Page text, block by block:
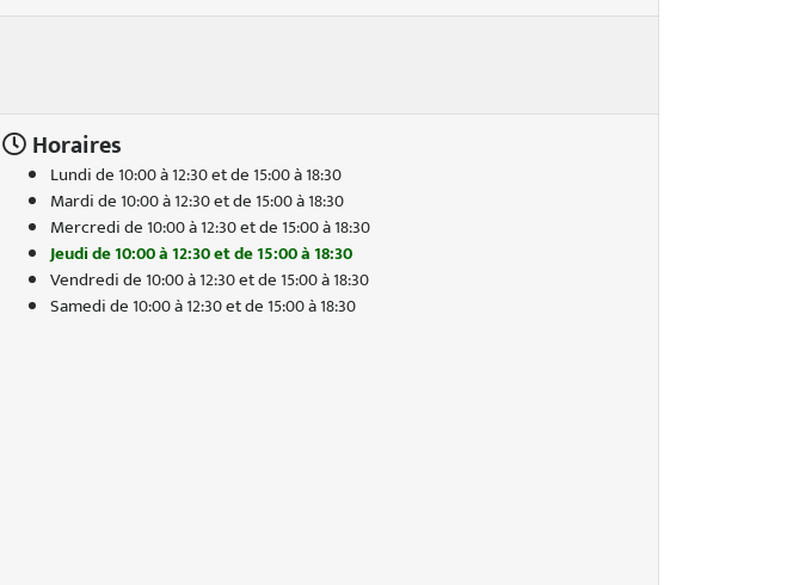
Horaires
Lundi de 10:00 à 12:30 et de 15:00 à 18:30
Mardi de 10:00 à 12:30 et de 15:00 à 18:30
Mercredi de 10:00 à 12:30 et de 15:00 à 18:30
Jeudi de 10:00 à 12:30 et de 15:00 à 18:30
Vendredi de 10:00 à 12:30 et de 15:00 à 18:30
Samedi de 10:00 à 12:30 et de 15:00 à 18:30